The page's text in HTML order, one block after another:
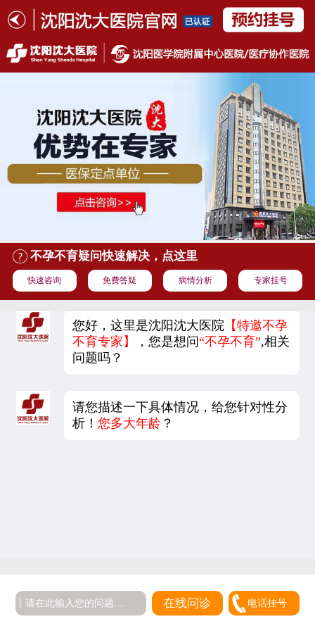
不孕不育疑问快速解决，点这里
快速咨询 免费答疑 病情分析 专家挂号
您好，这里是沈阳沈大医院 【特邀不孕
不育专家】
，您是想问“不孕不育”,相关
问题吗？
请您描述一下具体情况，给您针对性分
析！您多大年龄 ？
在线问诊 电话挂号